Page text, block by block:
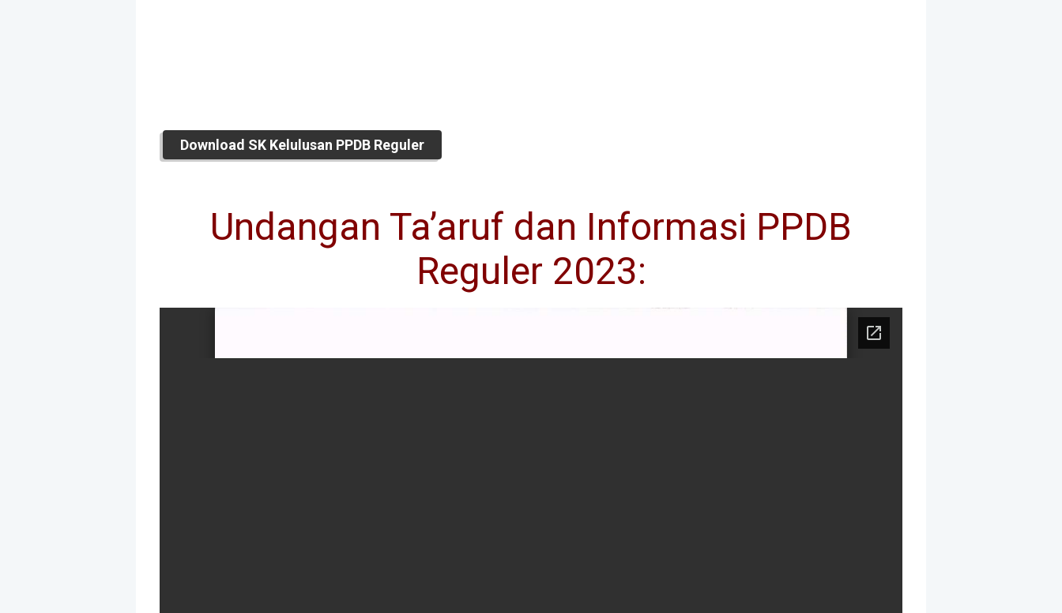
Download SK Kelulusan PPDB Reguler
Undangan Ta’aruf dan Informasi PPDB
Reguler 2023: